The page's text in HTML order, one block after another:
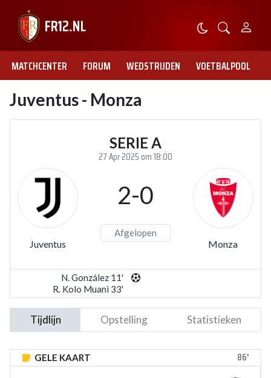
MATCHCENTER FORUM WEDSTRIJDEN VOETBALPOOL
Juventus - Monza
SERIE A
27 Apr 2025 om 18:00
Juventus
2-0
Afgelopen
Monza
N. González 11'
R. Kolo Muani 33'
Tijdlijn Opstelling Statistieken
GELE KAART 86'